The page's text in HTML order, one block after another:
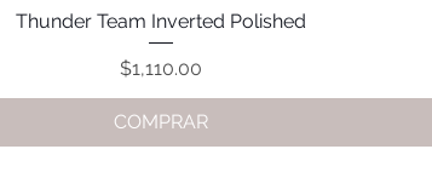
Vista rápida
Thunder Team Inverted Polished
Precio
$1,110.00
COMPRAR